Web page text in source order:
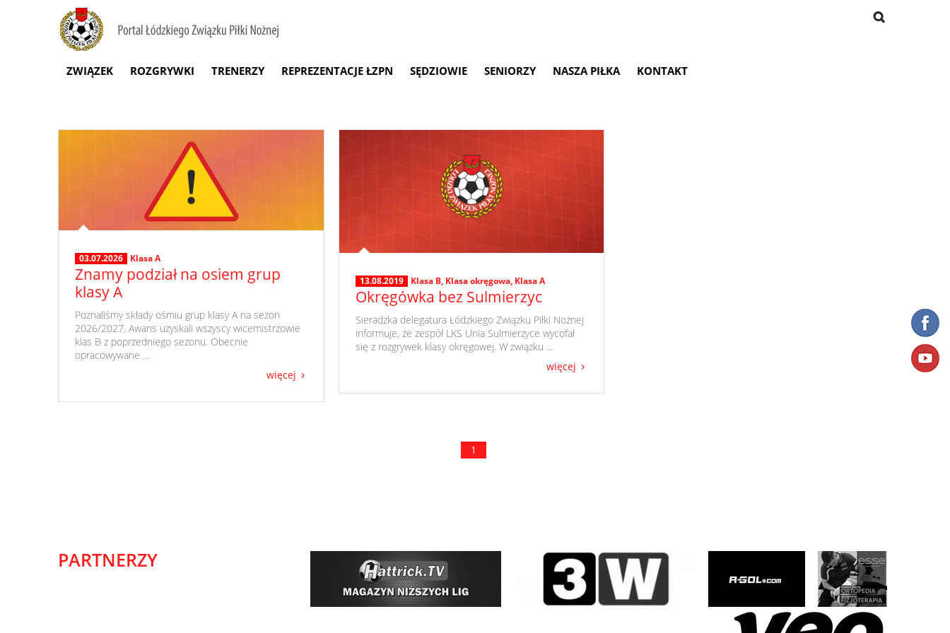
ZWIĄZEK ROZGRYWKI TRENERZY REPREZENTACJE ŁZPN SĘDZIOWIE SENIORZY NASZA PIŁKA KONTAKT
03.07.2026 Klasa A
Znamy podział na osiem grup
klasy A
​ Poznaliśmy składy ośmiu grup klasy A na sezon
2026/2027. Awans uzyskali wszyscy wicemistrzowie
klas B z poprzedniego sezonu. Obecnie
opracowywane ...
więcej
13.08.2019 Klasa B, Klasa okręgowa, Klasa A
Okręgówka bez Sulmierzyc
​ Sieradzka delegatura Łódzkiego Związku Piłki Nożnej
informuje, że zespół LKS Unia Sulmierzyce wycofał
się z rozgrywek klasy okręgowej. W związku ...
więcej
1
PARTNERZY